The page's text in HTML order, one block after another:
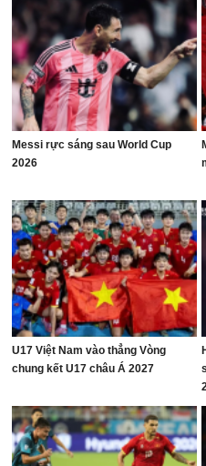
Messi rực sáng sau World Cup
2026
U17 Việt Nam vào thẳng Vòng
chung kết U17 châu Á 2027